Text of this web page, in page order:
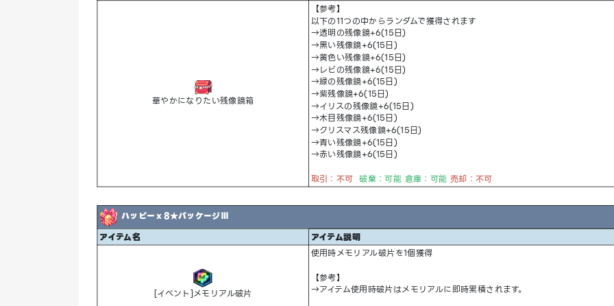
華やかになりたい残像鏡箱
【参考】
以下の11つの中からランダムで獲得されます
→透明の残像鏡+6(15日)
→黒い残像鏡+6(15日)
→黄色い残像鏡+6(15日)
→レビの残像鏡+6(15日)
→緑の残像鏡+6(15日)
→紫残像鏡+6(15日)
→イリスの残像鏡+6(15日)
→木目残像鏡+6(15日)
→クリスマス残像鏡+6(15日)
→青い残像鏡+6(15日)
→赤い残像鏡+6(15日)
取引：不可破棄：可能 倉庫：可能 売却：不可
ハッピーｘ8★パッケージⅢ
アイテム名
アイテム説明
[イベント]メモリアル破片
使用時メモリアル破片を1個獲得
【参考】
→アイテム使用時破片はメモリアルに即時累積されます。